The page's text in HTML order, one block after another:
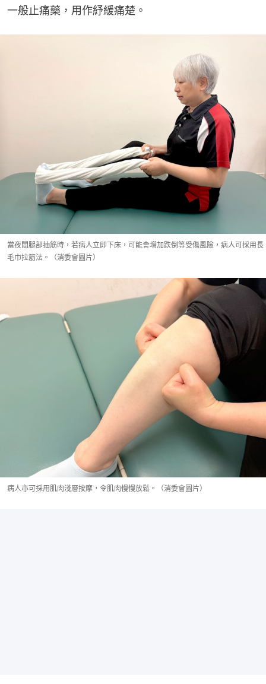
一般止痛藥，用作紓緩痛楚。
當夜間腿部抽筋時，若病人立即下床，可能會增加跌倒等受傷風險，病人可採用長
毛巾拉筋法。（消委會圖片）
病人亦可採用肌肉淺層按摩，令肌肉慢慢放鬆。（消委會圖片）